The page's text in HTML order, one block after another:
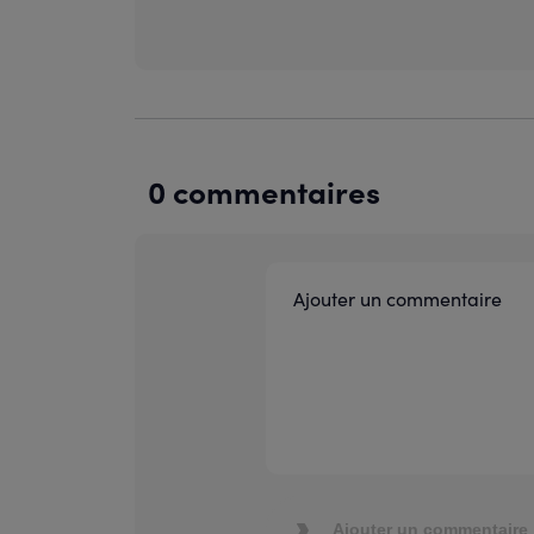
0 commentaires
Ajouter un commentaire